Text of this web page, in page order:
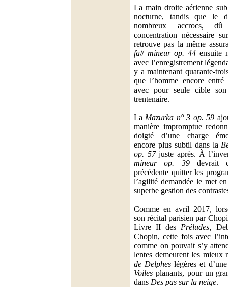
La main droite aérienne
nocturne, tandis que le
nombreux accrocs,
concentration nécessaire
retrouve pas la même
fa# mineur op. 44 ensuite
avec l’enregistrement
y a maintenant quarante-
que l’homme encore entré
avec pour seule cible
trentenaire.
La Mazurka n° 3 op. 59
manière impromptue
doigté d’une charge
encore plus subtil dans la
op. 57juste après. À
mineur op. 39devrait
précédente quitter les
l’agilité demandée le met
superbe gestion des
Comme en avril 2017,
son récital parisien par
Livre II des Préludes,
Chopin, cette fois avec
comme on pouvait s’y
lentes demeurent les mieux
de Delphes légères et
Voiles planants, pour un
dans Des pas sur la neige.